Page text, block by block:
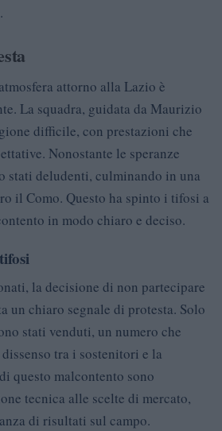
attorno alla Lazio è
La squadra, guidata da Maurizio
difficile, con prestazioni che
Nonostante le speranze
deludenti, culminando in una
il Como. Questo ha spinto i tifosi a
in modo chiaro e deciso.
la decisione di non partecipare
un chiaro segnale di protesta. Solo
stati venduti, un numero che
tra i sostenitori e la
questo malcontento sono
tecnica alle scelte di mercato,
di risultati sul campo.